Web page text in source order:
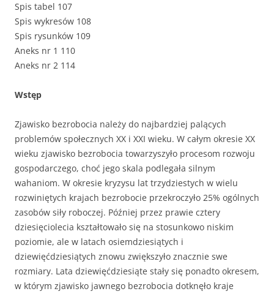
Spis tabel 107
Spis wykresów 108
Spis rysunków 109
Aneks nr 1 110
Aneks nr 2 114
Wstęp
Zjawisko bezrobocia należy do najbardziej palących
problemów społecznych XX i XXI wieku. W całym okresie XX
wieku zjawisko bezrobocia towarzy­szyło procesom rozwoju
gospodarczego, choć jego skala podlegała silnym
wahaniom. W okresie kryzysu lat trzy­dziestych w wielu
rozwiniętych krajach bezrobocie prze­kroczyło 25% ogólnych
zasobów siły roboczej. Później przez prawie cztery
dziesięciolecia kształtowało się na stosunkowo niskim
poziomie, ale w latach osiemdziesią­tych i
dziewięćdziesiątych znowu zwiększyło znacznie swe
rozmiary. Lata dziewięćdziesiąte stały się ponadto okre­sem,
w którym zjawisko jawnego bezrobocia dotknęło kraje